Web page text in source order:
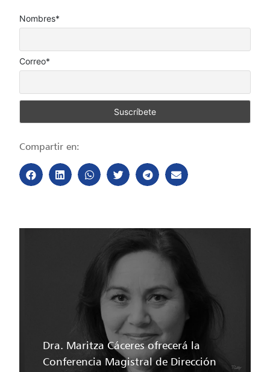
Nombres*
Correo*
Compartir en:
Dra. Maritza Cáceres ofrecerá la
Conferencia Magistral de Dirección